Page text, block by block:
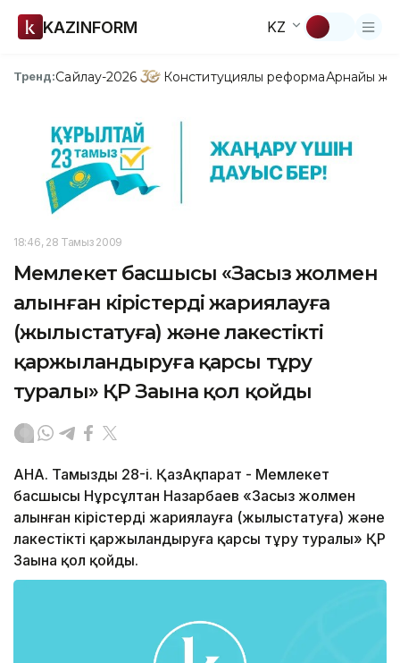
KAZINFORM KZ
Тренд:Сайлау-2026 Конституциялық реформаАрнайы
18:46, 28 Тамыз 2009
Мемлекет басшысы «Заңсыз жолмен
алынған кірістерді жариялауға
(жылыстатуға) және лаңкестікті
қаржыландыруға қарсы тұру
туралы» ҚР Заңына қол қойды
АНА. Тамыздың 28-і. ҚазАқпарат - Мемлекет
басшысы Нұрсұлтан Назарбаев «Заңсыз жолмен
алынған кірістерді жариялауға (жылыстатуға) және
лаңкестікті қаржыландыруға қарсы тұру туралы» ҚР
Заңына қол қойды.